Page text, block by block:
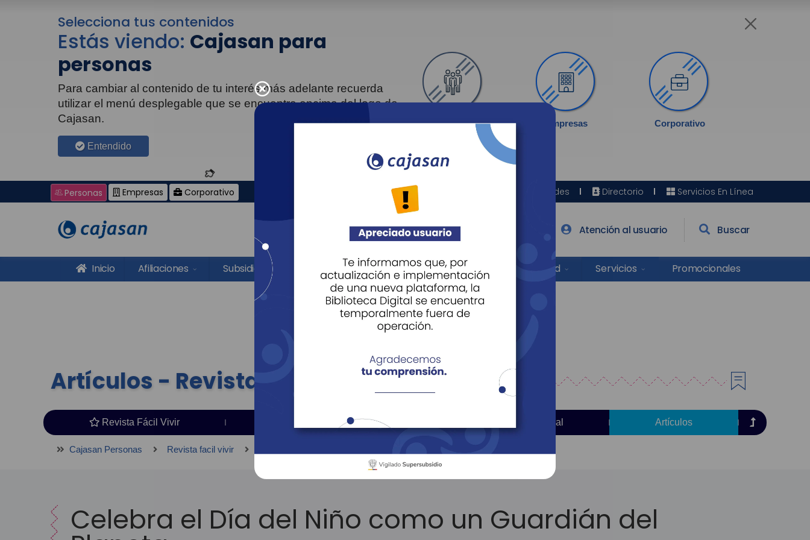
Selecciona tus contenidos
Estás viendo: Cajasan para
personas
Para cambiar al contenido de tu interés más adelante recuerda
utilizar el menú desplegable que se encuentra encima del logo de
Cajasan.
Entendido
Personas Empresas Corporativo
Personas Empresas Corporativo Sedes Directorio Servicios En Línea
Agéndate Atención al usuario Buscar
Inicio Afiliaciones Subsidios Recreación Educación Cultura Salud Servicios Promocionales
Artículos - Revista Fácil Vivir
Revista Fácil Vivir Editorial Artículos
Cajasan Personas Revista facil vivir
Celebra el Día del Niño como un Guardián del